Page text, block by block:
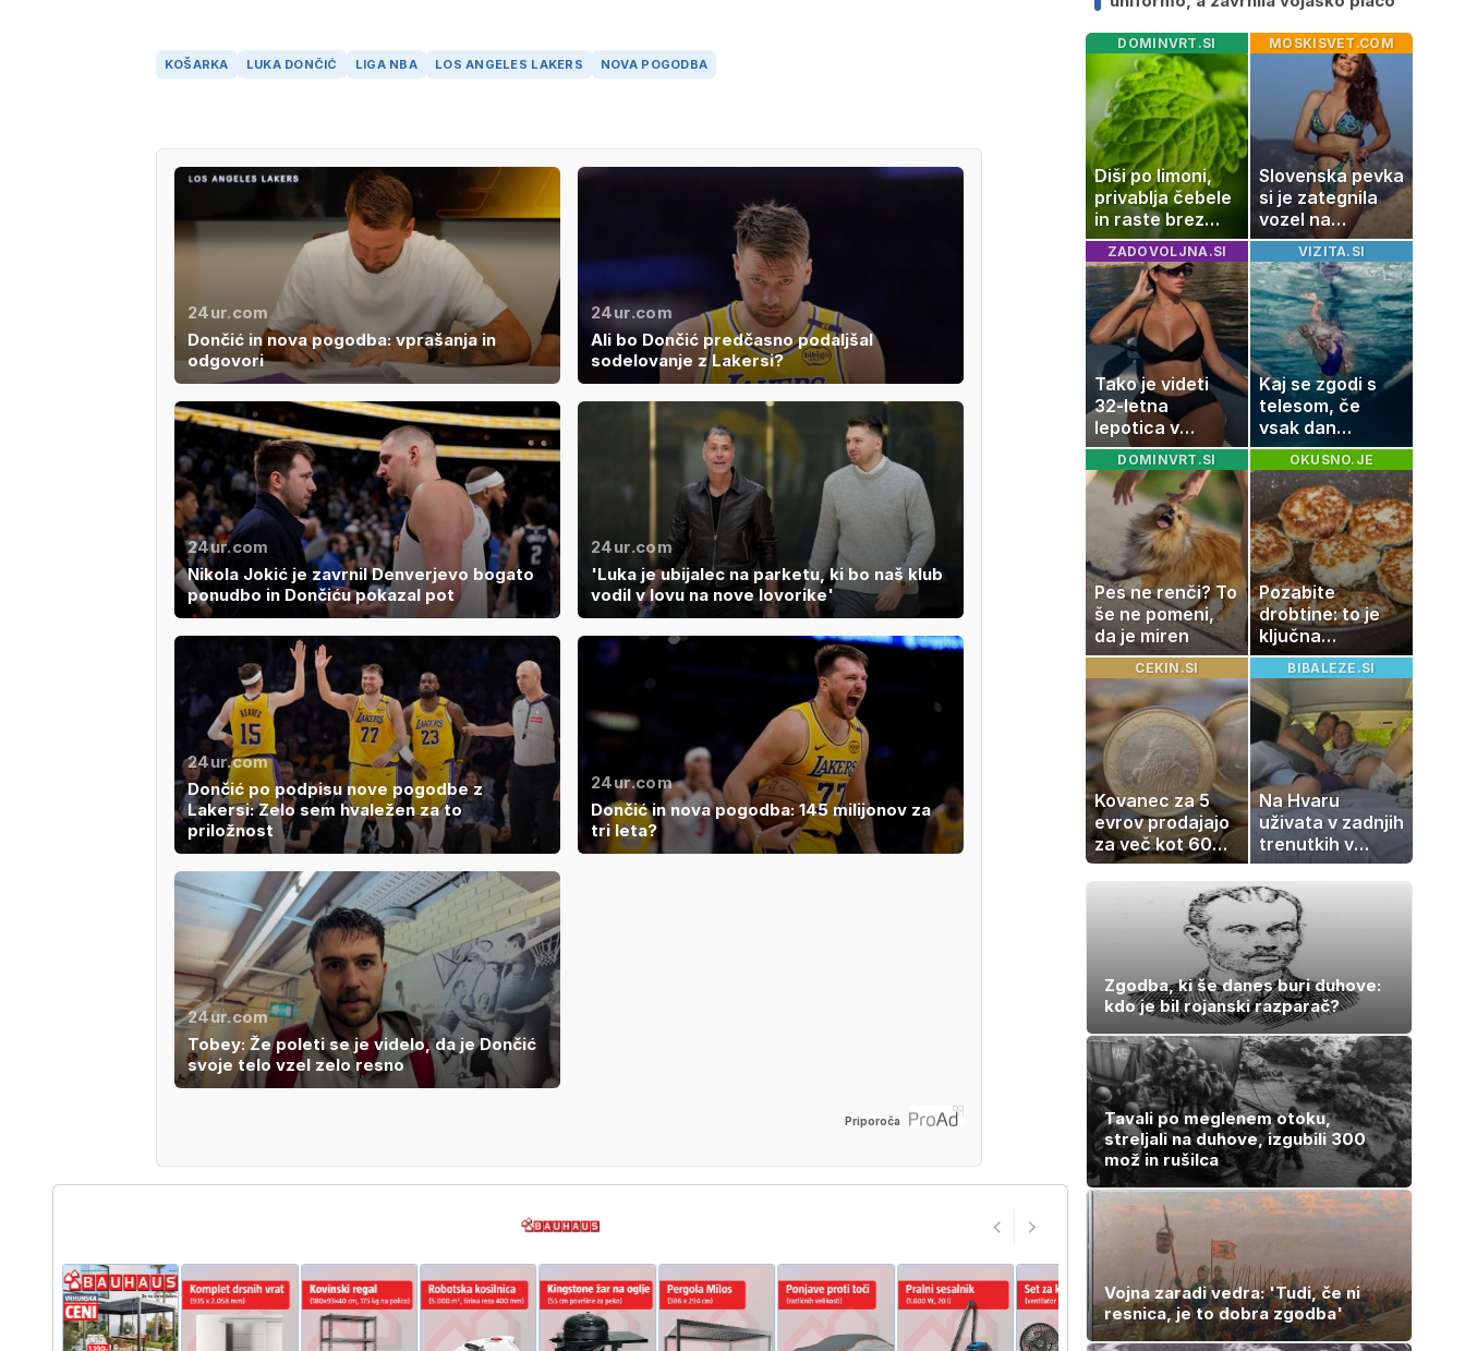
KOŠARKA LUKA DONČIĆ LIGA NBA LOS ANGELES LAKERS NOVA POGODBA
24ur.com
Dončić in nova pogodba: vprašanja in
odgovori
24ur.com
Ali bo Dončić predčasno podaljšal
sodelovanje z Lakersi?
24ur.com
Nikola Jokić je zavrnil Denverjevo bogato
ponudbo in Dončiću pokazal pot
24ur.com
'Luka je ubijalec na parketu, ki bo naš klub
vodil v lovu na nove lovorike'
24ur.com
Dončić po podpisu nove pogodbe z
Lakersi: Zelo sem hvaležen za to
priložnost
24ur.com
Dončić in nova pogodba: 145 milijonov za
tri leta?
24ur.com
Tobey: Že poleti se je videlo, da je Dončić
svoje telo vzel zelo resno
Priporoča
DOMINVRT.SI
Diši po limoni,
privablja čebele
in raste brez
težav
MOSKISVET.COM
Slovenska pevka
si je zategnila
vozel na
kopalkah in
dvignila
temperaturo
ZADOVOLJNA.SI
Tako je videti
32-letna
lepotica v
zadnjih
trenutkih pred
velikim dnem
VIZITA.SI
Kaj se zgodi s
telesom, če
vsak dan
plavate 20
minut? Učinki, ki
jih morda ne
pričakujete
DOMINVRT.SI
Pes ne renči? To
še ne pomeni,
da je miren
OKUSNO.JE
Pozabite
drobtine: to je
ključna
sestavina za bolj
mehke in sočne
mesne polpete
CEKIN.SI
Kovanec za 5
evrov prodajajo
za več kot 60
evrov: navijači in
zbiratelji ga že
BIBALEZE.SI
Na Hvaru
uživata v zadnjih
trenutkih v
dvoje
Zgodba, ki še danes buri duhove:
kdo je bil rojanski razparač?
Tavali po meglenem otoku,
streljali na duhove, izgubili 300
mož in rušilca
Vojna zaradi vedra: 'Tudi, če ni
resnica, je to dobra zgodba'